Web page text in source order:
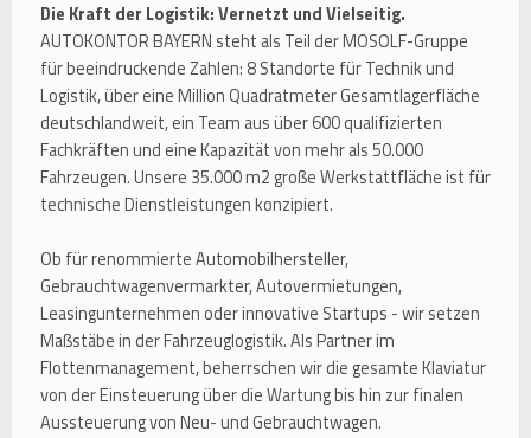
Die Kraft der Logistik: Vernetzt und Vielseitig.
AUTOKONTOR BAYERN steht als Teil der MOSOLF-Gruppe
für beeindruckende Zahlen: 8 Standorte für Technik und
Logistik, über eine Million Quadratmeter Gesamtlagerfläche
deutschlandweit, ein Team aus über 600 qualifizierten
Fachkräften und eine Kapazität von mehr als 50.000
Fahrzeugen. Unsere 35.000 m2 große Werkstattfläche ist für
technische Dienstleistungen konzipiert.
Ob für renommierte Automobilhersteller,
Gebrauchtwagenvermarkter, Autovermietungen,
Leasingunternehmen oder innovative Startups - wir setzen
Maßstäbe in der Fahrzeuglogistik. Als Partner im
Flottenmanagement, beherrschen wir die gesamte Klaviatur
von der Einsteuerung über die Wartung bis hin zur finalen
Aussteuerung von Neu- und Gebrauchtwagen.